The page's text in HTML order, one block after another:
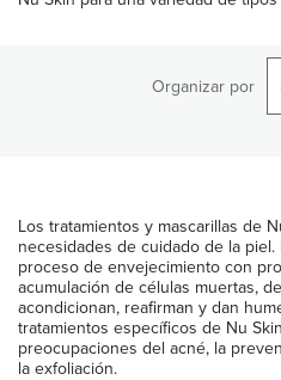
Organizar por
Los tratamientos y mascarillas de
necesidades de cuidado de la
proceso de envejecimiento con
acumulación de células muertas,
acondicionan, reafirman y dan
tratamientos específicos de Nu
preocupaciones del acné, la
la exfoliación.